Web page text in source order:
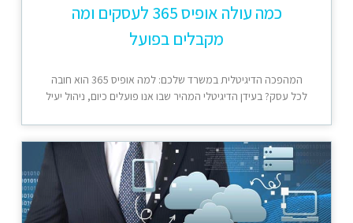
כמה עולה אופיס 365 לעסקים ומה
מקבלים בפועל
המהפכה הדיגיטלית במשרד שלכם: למה אופיס 365 הוא חובה
לכל עסק? בעידן הדיגיטלי המהיר שבו אנו פועלים כיום, ניהול יעיל